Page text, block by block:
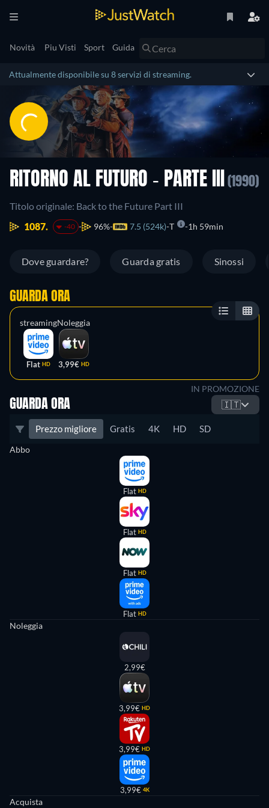
Novità Piu Visti Sport Guida
Attualmente disponibile su 8 servizi di streaming.
RITORNO AL FUTURO - PARTE III (1990)
Titolo originale: Back to the Future Part III
1087.
-40 96% 7.5 (524k) T 1h 59min
Dove guardare? Guarda gratis Sinossi
GUARDA ORA
streaming
Flat HD
Noleggia
3,99€ HD
IN PROMOZIONE
GUARDA ORA 🇮🇹
Prezzo migliore Gratis 4K HD SD
Abbo
Flat HD
Flat HD
Flat HD
Flat HD
Noleggia
2,99€
3,99€ HD
3,99€ HD
3,99€ 4K
Acquista